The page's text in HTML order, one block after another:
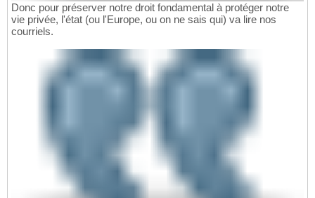
Donc pour préserver notre droit fondamental à protéger notre
vie privée, l'état (ou l'Europe, ou on ne sais qui) va lire nos
courriels.